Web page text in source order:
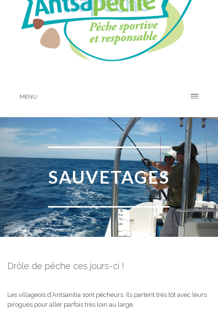
MENU
SAUVETAGES
Drôle de pêche ces jours-ci !
Les villageois d’Antsanitia sont pêcheurs. Ils partent très tôt avec leurs
pirogues pour aller parfois très loin au large.